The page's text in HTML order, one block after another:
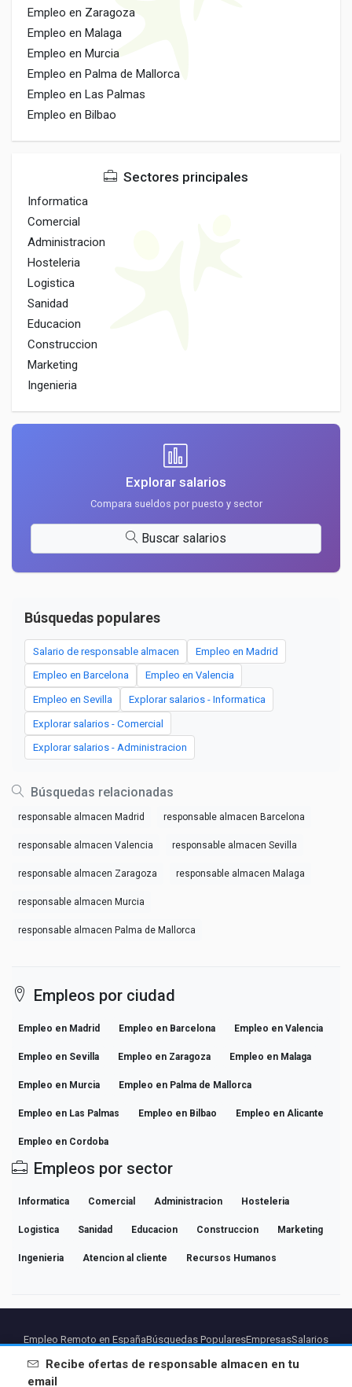
Empleo en Zaragoza
Empleo en Malaga
Empleo en Murcia
Empleo en Palma de Mallorca
Empleo en Las Palmas
Empleo en Bilbao
Sectores principales
Informatica
Comercial
Administracion
Hosteleria
Logistica
Sanidad
Educacion
Construccion
Marketing
Ingenieria
Explorar salarios
Compara sueldos por puesto y sector
Buscar salarios
Búsquedas populares
Salario de responsable almacen Empleo en Madrid
Empleo en Barcelona Empleo en Valencia
Empleo en Sevilla Explorar salarios - Informatica
Explorar salarios - Comercial
Explorar salarios - Administracion
Búsquedas relacionadas
responsable almacen Madrid responsable almacen Barcelona
responsable almacen Valencia responsable almacen Sevilla
responsable almacen Zaragoza responsable almacen Malaga
responsable almacen Murcia
responsable almacen Palma de Mallorca
Empleos por ciudad
Empleo en Madrid Empleo en Barcelona Empleo en Valencia
Empleo en Sevilla Empleo en Zaragoza Empleo en Malaga
Empleo en Murcia Empleo en Palma de Mallorca
Empleo en Las Palmas Empleo en Bilbao Empleo en Alicante
Empleo en Cordoba
Empleos por sector
Informatica Comercial Administracion Hosteleria
Logistica Sanidad Educacion Construccion Marketing
Ingenieria Atencion al cliente Recursos Humanos
Recibe ofertas de responsable almacen en tu
email
Empleo Remoto en EspañaBúsquedas PopularesEmpresasSalarios